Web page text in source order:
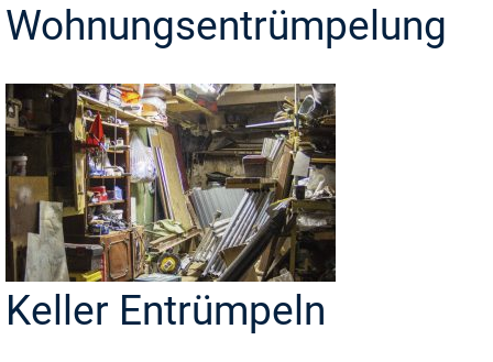
Wohnungsentrümpelung
Keller Entrümpeln